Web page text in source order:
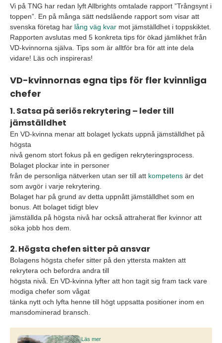
Vi på TNG har redan lyft Allbrights omtalade rapport ”Trångsynt i
toppen”. En på många sätt nedslående rapport som visar att
svenska företag har lång väg kvar mot jämställdhet i toppskiktet.
Rapporten avslutas med 5 konkreta tips för ökad jämlikhet från
VD-kvinnorna själva. Tips som är alltför bra för att inte dela
vidare! Läs och inspireras!
VD-kvinnornas egna tips för fler kvinnliga
chefer
1. Satsa på seriös rekrytering – leder till
jämställdhet
En VD-kvinna menar att bolaget lyckats uppnå jämställdhet på
högsta
nivå genom stort fokus på en gedigen rekryteringsprocess.
Bolaget plockar inte in personer
från de personliga nätverken utan ser till att kompetens är det
som avgör i varje rekrytering.
Bolaget har på grund av detta uppnått jämställdhet som en
bonus. Att bolaget tidigt blev
jämställda på högsta nivå har också attraherat fler kvinnor att
söka jobb hos dem.
2. Högsta chefen sitter på ansvar
Bolagens högsta chefer sitter på den yttersta makten att
rekrytera och befordra andra till
högsta nivå. En VD-kvinna lyfter att hon tagit sig fram tack vare
modiga chefer som vågat
tänka nytt och lyfta henne till högt uppsatta positioner inom en
mansdominerad bransch.
Läs mer